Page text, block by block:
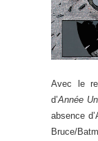
Avec le
d’Année Un
absence
Bruce/